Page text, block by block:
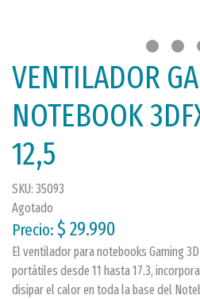
VENTILADOR
NOTEBOOK
12,5
SKU: 35093
Agotado
Precio: $ 29.990
El ventilador para notebooks Gaming
portátiles desde 11 hasta 17.3,
disipar el calor en toda la base del